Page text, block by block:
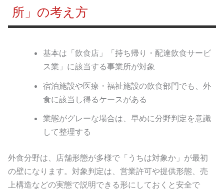
所」の考え方
基本は「飲食店」「持ち帰り・配達飲食サービ
ス業」に該当する事業所が対象
宿泊施設や医療・福祉施設の飲食部門でも、外
食に該当し得るケースがある
業態がグレーな場合は、早めに分野判定を意識
して整理する
外食分野は、店舗形態が多様で「うちは対象か」が最初
の壁になります。対象判定は、営業許可や提供形態、売
上構造などの実態で説明できる形にしておくと安全で